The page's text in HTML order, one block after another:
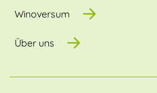
Winoversum
Über uns